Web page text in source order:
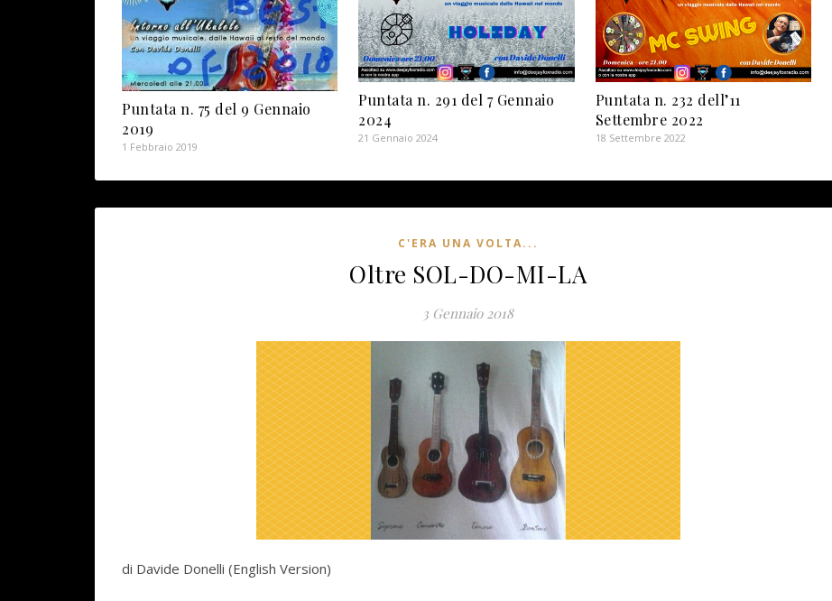
Puntata n. 75 del 9 Gennaio
2019
1 Febbraio 2019
Puntata n. 291 del 7 Gennaio
2024
21 Gennaio 2024
Puntata n. 232 dell’11
Settembre 2022
18 Settembre 2022
C'ERA UNA VOLTA...
Oltre SOL-DO-MI-LA
3 Gennaio 2018
di Davide Donelli (English Version)